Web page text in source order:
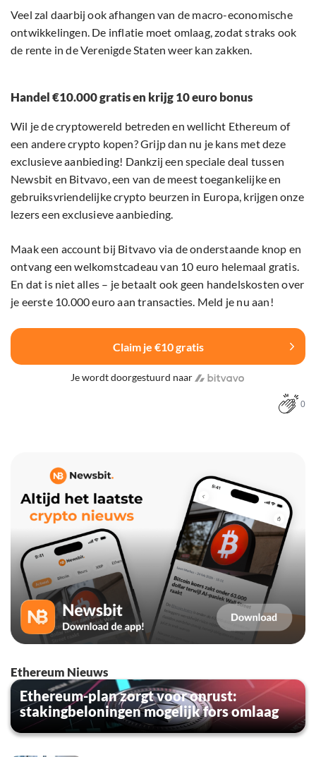
Veel zal daarbij ook afhangen van de macro-economische
ontwikkelingen. De inflatie moet omlaag, zodat straks ook
de rente in de Verenigde Staten weer kan zakken.
Handel €10.000 gratis en krijg 10 euro bonus
Wil je de cryptowereld betreden en wellicht Ethereum of
een andere crypto kopen? Grijp dan nu je kans met deze
exclusieve aanbieding! Dankzij een speciale deal tussen
Newsbit en Bitvavo, een van de meest toegankelijke en
gebruiksvriendelijke crypto beurzen in Europa, krijgen onze
lezers een exclusieve aanbieding.
Maak een account bij Bitvavo via de onderstaande knop en
ontvang een welkomstcadeau van 10 euro helemaal gratis.
En dat is niet alles – je betaalt ook geen handelskosten over
je eerste 10.000 euro aan transacties. Meld je nu aan!
Claim je €10 gratis
Je wordt doorgestuurd naar
0
Ethereum Nieuws
Ethereum-plan zorgt voor onrust:
stakingbeloningen mogelijk fors omlaag